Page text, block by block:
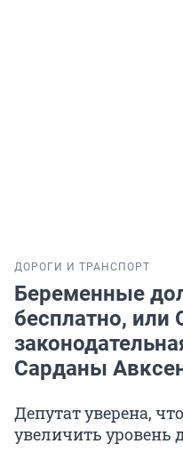
ДОРОГИ И ТРАНСПОРТ
Беременные
бесплатно, или
Сарданы
Депутат уверена,
увеличить уровень